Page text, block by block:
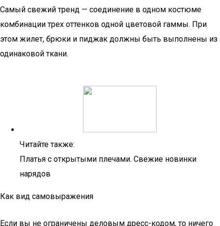
Самый свежий тренд — соединение в одном костюме
комбинации трех оттенков одной цветовой гаммы. При
этом жилет, брюки и пиджак должны быть выполнены из
одинаковой ткани.
Читайте также:
Платья с открытыми плечами. Свежие новинки
нарядов
Как вид самовыражения
Если вы не ограничены деловым дресс-кодом, то ничего